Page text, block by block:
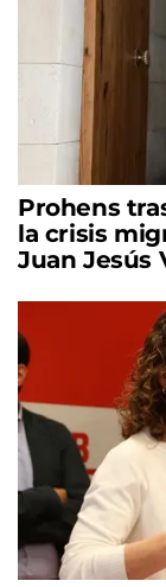
Prohens
la crisis
Juan Jesús